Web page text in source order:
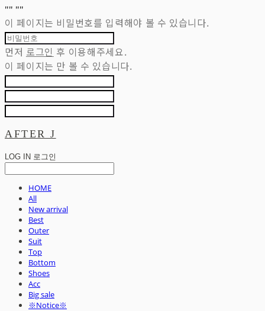
"" ""
이 페이지는 비밀번호를 입력해야 볼 수 있습니다.
먼저 로그인 후 이용해주세요.
이 페이지는 만 볼 수 있습니다.
AFTER J
LOG IN 로그인
HOME
All
New arrival
Best
Outer
Suit
Top
Bottom
Shoes
Acc
Big sale
※Notice※